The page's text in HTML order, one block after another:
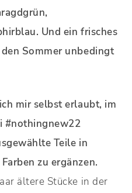
Und ein frisches
Sommer unbedingt
mir selbst erlaubt, im
#nothingnew22
Teile in
zu ergänzen.
ältere Stücke in der